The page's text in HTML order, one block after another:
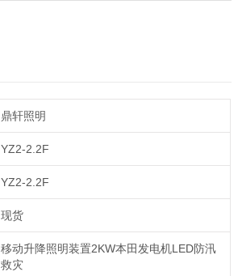
鼎轩照明
YZ2-2.2F
YZ2-2.2F
现货
移动升降照明装置2KW本田发电机LED防汛
救灾